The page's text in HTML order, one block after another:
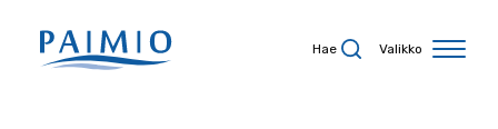
Hae Valikko